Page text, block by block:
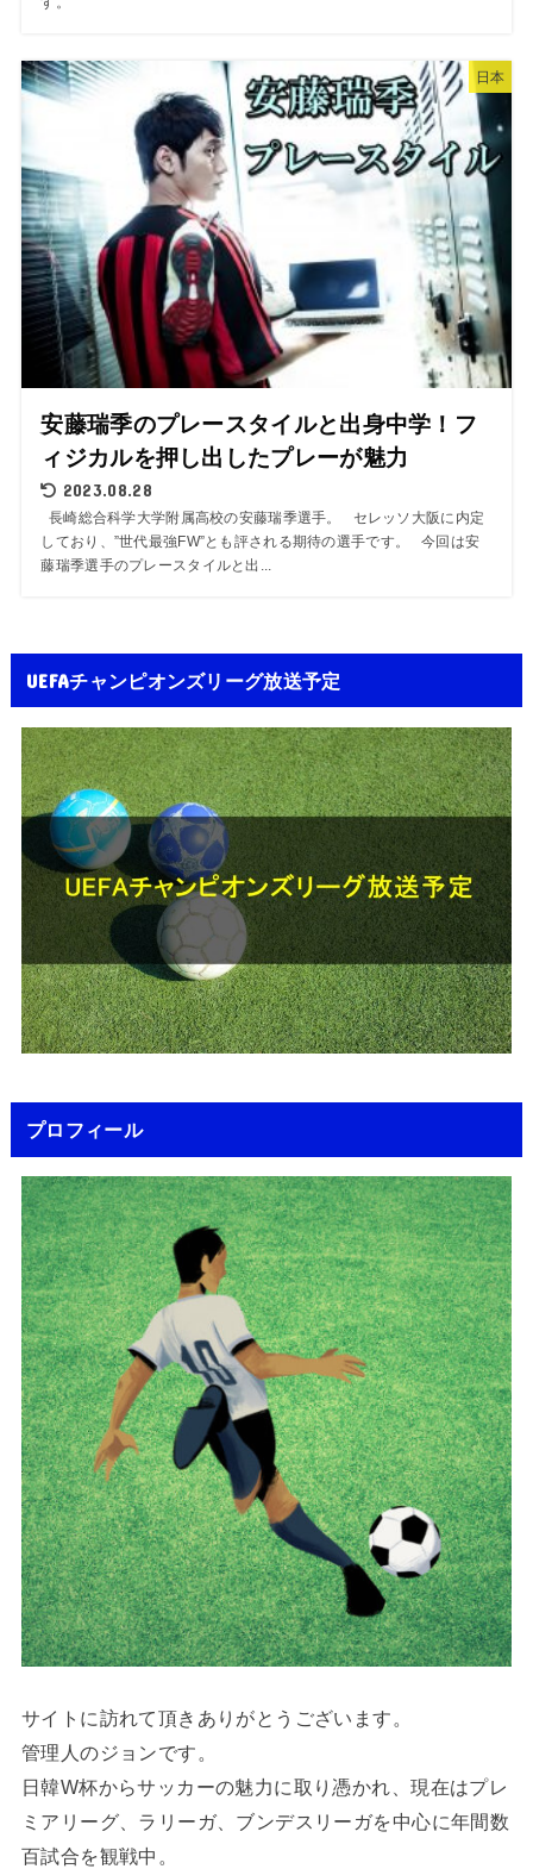
日本
安藤瑞季のプレースタイルと出身中学！フ
ィジカルを押し出したプレーが魅力
2023.08.28
長崎総合科学大学附属高校の安藤瑞季選手。 セレッソ大阪に内定
しており、”世代最強FW”とも評される期待の選手です。 今回は安
藤瑞季選手のプレースタイルと出...
UEFAチャンピオンズリーグ放送予定
プロフィール
サイトに訪れて頂きありがとうございます。
管理人のジョンです。
日韓W杯からサッカーの魅力に取り憑かれ、現在はプレ
ミアリーグ、ラリーガ、ブンデスリーガを中心に年間数
百試合を観戦中。